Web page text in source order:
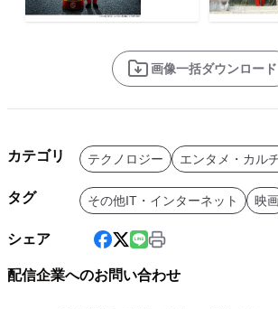
画像一括ダウンロード
カテゴリ テクノロジー エンタメ・カル
タグ その他IT・インターネット 映
シェア
配信企業へのお問い合わせ